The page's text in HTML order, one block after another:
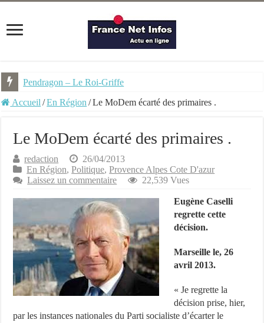
Pendragon – Le Roi-Griffe
Accueil /En Région /Le MoDem écarté des primaires .
Le MoDem écarté des primaires .
redaction
26/04/2013
En Région,Politique,Provence Alpes Cote D'azur
Laissez un commentaire
22,539 Vues
Eugène Caselli
regrette cette
décision.
Marseille le, 26
avril 2013.
« Je regrette la
décision prise, hier,
par les instances nationales du Parti socialiste d’écarter le